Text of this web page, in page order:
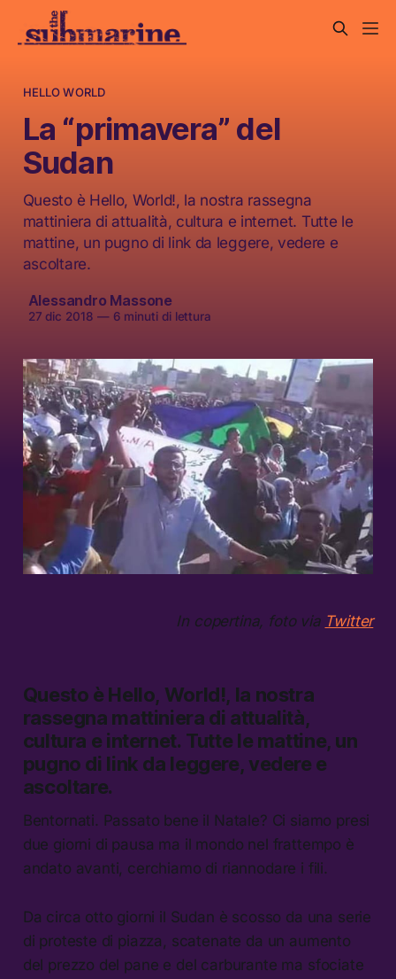
HELLO WORLD
La “primavera” del
Sudan
Questo è Hello, World!, la nostra rassegna
mattiniera di attualità, cultura e internet. Tutte le
mattine, un pugno di link da leggere, vedere e
ascoltare.
Alessandro Massone
27 dic 2018 —6 minuti di lettura
In copertina, foto via Twitter
Questo è Hello, World!, la nostra
rassegna mattiniera di attualità,
cultura e internet. Tutte le mattine, un
pugno di link da leggere, vedere e
ascoltare.
Bentornati. Passato bene il Natale? Ci siamo presi
due giorni di pausa ma il mondo nel frattempo è
andato avanti, cerchiamo di riannodare i fili.
Da circa otto giorni il Sudan è scosso da una serie
di proteste di piazza, scatenate da un aumento
del prezzo del pane e del carburante ma sfociate